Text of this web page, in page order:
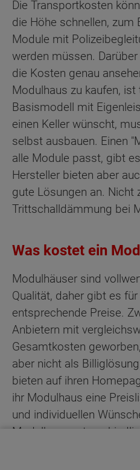
Die Transportkosten
die Höhe schnellen, zum
Module mit
werden müssen.
die Kosten genau
Modulhaus zu kaufen, ist
Basismodell mit
einen Keller wünscht,
selbst ausbauen. Einen
alle Module passt, gibt
Hersteller bieten aber
gute Lösungen an. Nicht
Trittschalldämmung bei
Was kostet ein
Modulhäuser sind
Qualität, daher gibt es
entsprechende Preise.
Anbietern mit
Gesamtkosten
aber nicht als
bieten auf ihren
ihr Modulhaus eine
und individuellen
Modulhaus